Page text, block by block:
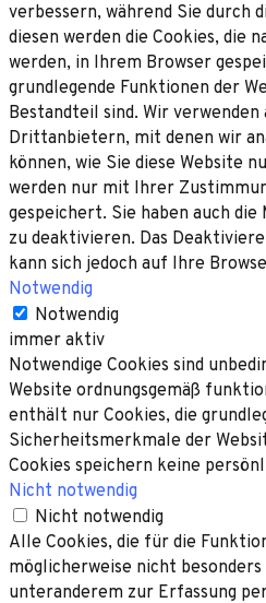
verbessern, während Sie durch
diesen werden die Cookies, die
werden, in Ihrem Browser
grundlegende Funktionen der
Bestandteil sind. Wir verwenden
Drittanbietern, mit denen wir
können, wie Sie diese Website
werden nur mit Ihrer
gespeichert. Sie haben auch
zu deaktivieren. Das
kann sich jedoch auf Ihre
Notwendig
Notwendig
immer aktiv
Notwendige Cookies sind
Website ordnungsgemäß
enthält nur Cookies, die
Sicherheitsmerkmale der
Cookies speichern keine
Nicht notwendig
Nicht notwendig
Alle Cookies, die für die
möglicherweise nicht
unteranderem zur Erfassung